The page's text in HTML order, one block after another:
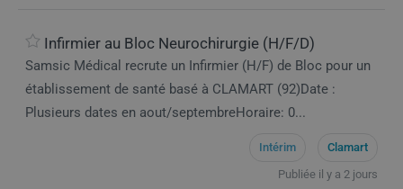
Infirmier au Bloc Neurochirurgie (H/F/D)
Samsic Médical recrute un Infirmier (H/F) de Bloc pour un
établissement de santé basé à CLAMART (92)Date :
Plusieurs dates en aout/septembreHoraire: 0...
Intérim
Clamart
Publiée il y a 2 jours